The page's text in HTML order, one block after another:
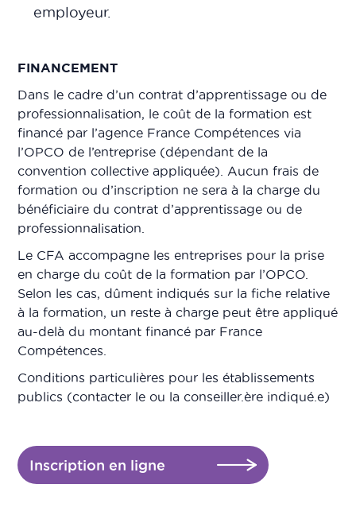
employeur.
FINANCEMENT
Dans le cadre d’un contrat d’apprentissage ou de
professionnalisation, le coût de la formation est
financé par l’agence France Compétences via
l’OPCO de l’entreprise (dépendant de la
convention collective appliquée). Aucun frais de
formation ou d’inscription ne sera à la charge du
bénéficiaire du contrat d’apprentissage ou de
professionnalisation.
Le CFA accompagne les entreprises pour la prise
en charge du coût de la formation par l’OPCO.
Selon les cas, dûment indiqués sur la fiche relative
à la formation, un reste à charge peut être appliqué
au-delà du montant financé par France
Compétences.
Conditions particulières pour les établissements
publics (contacter le ou la conseiller.ère indiqué.e)
Inscription en ligne